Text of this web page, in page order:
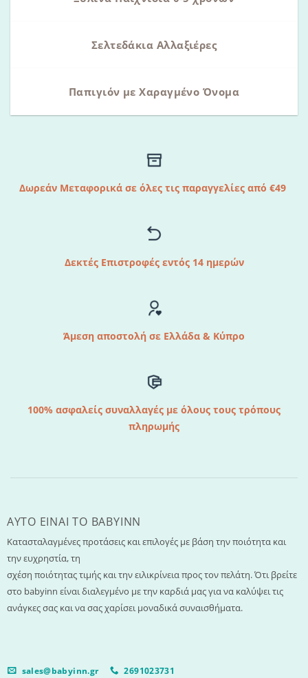
Σελτεδάκια Αλλαξιέρες
Παπιγιόν με Χαραγμένο Όνομα
Δωρεάν Μεταφορικά σε όλες τις παραγγελίες από €49
Δεκτές Επιστροφές εντός 14 ημερών
Άμεση αποστολή σε Ελλάδα & Κύπρο
100% ασφαλείς συναλλαγές με όλους τους τρόπους
πληρωμής
AYTO EINAI TO ΒΑΒΥΙΝΝ
Κατασταλαγμένες προτάσεις και επιλογές με βάση την ποιότητα και
την ευχρηστία, τη
σχέση ποιότητας τιμής και την ειλικρίνεια προς τον πελάτη. Ότι βρείτε
στο babyinn είναι διαλεγμένο με την καρδιά μας για να καλύψει τις
ανάγκες σας και να σας χαρίσει μοναδικά συναισθήματα.
sales@babyinn.gr 2691023731